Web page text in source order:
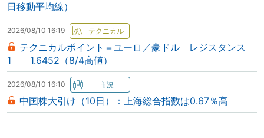
日移動平均線）
2026/08/10 16:19
テクニカルポイント＝ユーロ／豪ドル レジスタンス
1 1.6452（8/4高値）
2026/08/10 16:10
中国株大引け（10日）：上海総合指数は0.67％高